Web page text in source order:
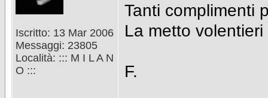
Iscritto: 13 Mar 2006
Messaggi: 23805
Località: ::: M I L A N
O :::
Tanti complimenti
La metto
F.